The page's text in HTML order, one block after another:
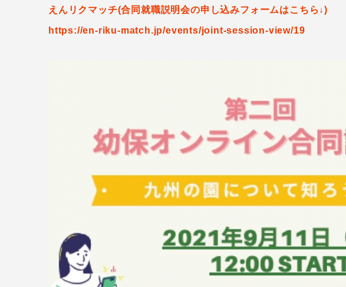
えんリクマッチ(合同就職説明会の申し込みフォームはこちら↓)
https://en-riku-match.jp/events/joint-session-view/19